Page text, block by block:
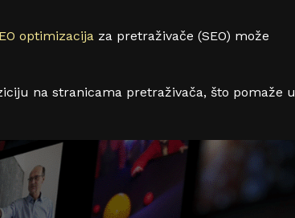
optimizacija za pretraživače (SEO) može
na stranicama pretraživača, što pomaže u